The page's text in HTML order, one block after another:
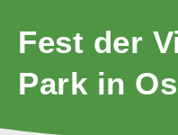
Fest der
Park in